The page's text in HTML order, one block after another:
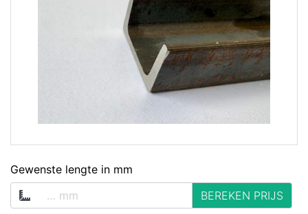
Gewenste lengte in mm
BEREKEN PRIJS